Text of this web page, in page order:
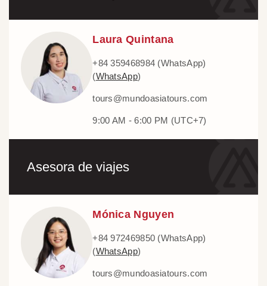
Laura Quintana
+84 359468984 (WhatsApp)
(WhatsApp)
tours@mundoasiatours.com
9:00 AM - 6:00 PM (UTC+7)
Asesora de viajes
Mónica Nguyen
+84 972469850 (WhatsApp)
(WhatsApp)
tours@mundoasiatours.com